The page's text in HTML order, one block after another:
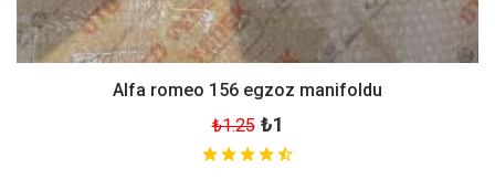
Alfa romeo 156 egzoz manifoldu
₺1.25 ₺1